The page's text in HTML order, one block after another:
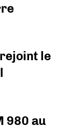
le
980 au